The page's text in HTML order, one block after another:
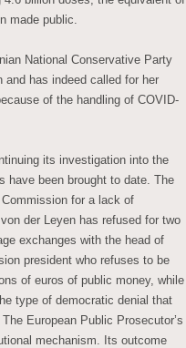
made public.
National Conservative Party
has indeed called for her
of the handling of COVID-
its investigation into the
have been brought to date. The
for a lack of
der Leyen has refused for two
exchanges with the head of
president who refuses to be
of euros of public money, while
type of democratic denial that
European Public Prosecutor’s
mechanism. Its outcome